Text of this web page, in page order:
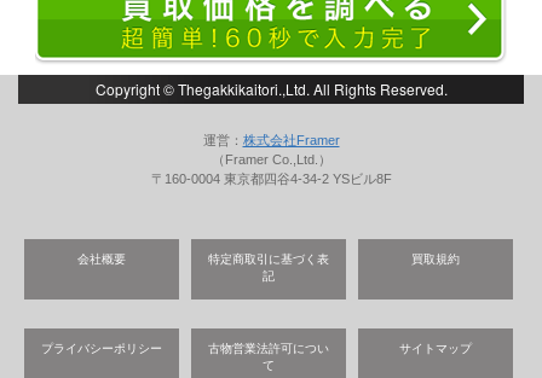
Copyright © Thegakkikaitori.,Ltd. All Rights Reserved.
運営： 株式会社Framer
（Framer Co.,Ltd.）
〒160-0004 東京都四谷4-34-2 YSビル8F
会社概要
特定商取引に基づく表
記
買取規約
プライバシーポリシー
古物営業法許可につい
て
サイトマップ